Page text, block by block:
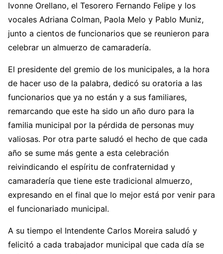
Ivonne Orellano, el Tesorero Fernando Felipe y los
vocales Adriana Colman, Paola Melo y Pablo Muniz,
junto a cientos de funcionarios que se reunieron para
celebrar un almuerzo de camaradería.
El presidente del gremio de los municipales, a la hora
de hacer uso de la palabra, dedicó su oratoria a las
funcionarios que ya no están y a sus familiares,
remarcando que este ha sido un año duro para la
familia municipal por la pérdida de personas muy
valiosas. Por otra parte saludó el hecho de que cada
año se sume más gente a esta celebración
reivindicando el espíritu de confraternidad y
camaradería que tiene este tradicional almuerzo,
expresando en el final que lo mejor está por venir para
el funcionariado municipal.
A su tiempo el Intendente Carlos Moreira saludó y
felicitó a cada trabajador municipal que cada día se